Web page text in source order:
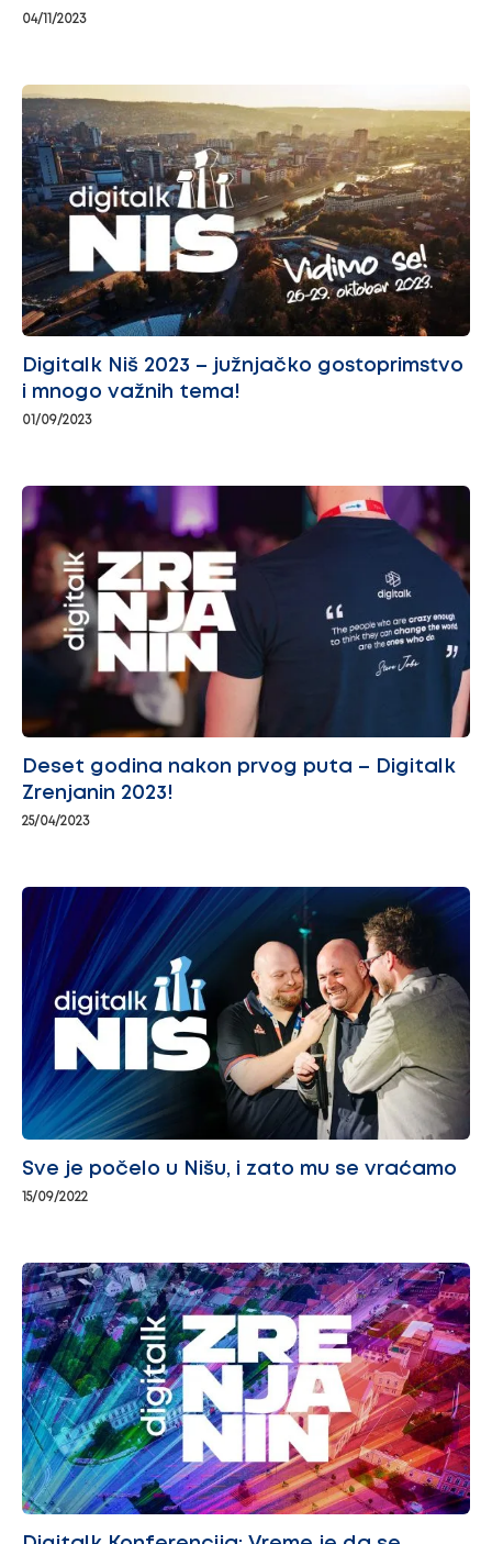
04/11/2023
Digitalk Niš 2023 – južnjačko gostoprimstvo
i mnogo važnih tema!
01/09/2023
Deset godina nakon prvog puta – Digitalk
Zrenjanin 2023!
25/04/2023
Sve je počelo u Nišu, i zato mu se vraćamo
15/09/2022